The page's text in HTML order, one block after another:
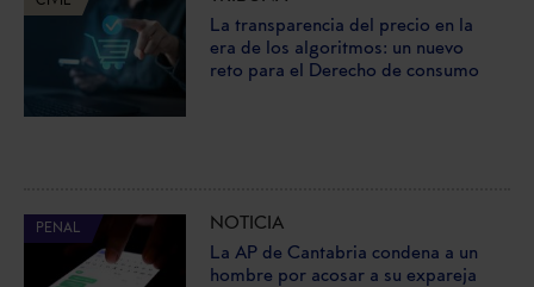
La transparencia del precio en la
era de los algoritmos: un nuevo
reto para el Derecho de consumo
PENAL
NOTICIA
La AP de Cantabria condena a un
hombre por acosar a su expareja